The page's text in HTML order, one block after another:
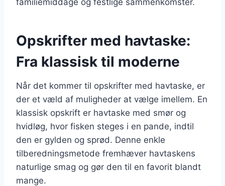
Opskrifter med havtaske:
Fra klassisk til moderne
Når det kommer til opskrifter med havtaske, er
der et væld af muligheder at vælge imellem. En
klassisk opskrift er havtaske med smør og
hvidløg, hvor fisken steges i en pande, indtil
den er gylden og sprød. Denne enkle
tilberedningsmetode fremhæver havtaskens
naturlige smag og gør den til en favorit blandt
mange.